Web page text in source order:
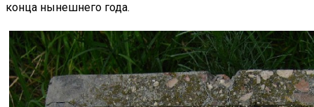
конца нынешнего года.